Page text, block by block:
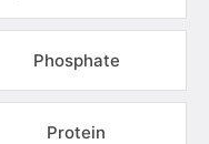
Phosphate
Protein